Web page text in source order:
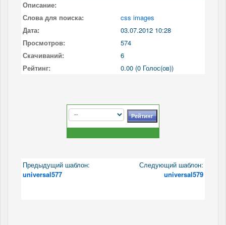
Описание:
Слова для поиска:
css images
Дата:
03.07.2012 10:28
Просмотров:
574
Скачиваний:
6
Рейтинг:
0.00 (0 Голос(ов))
Предыдущий шаблон:
universal577
Следующий шаблон:
universal579